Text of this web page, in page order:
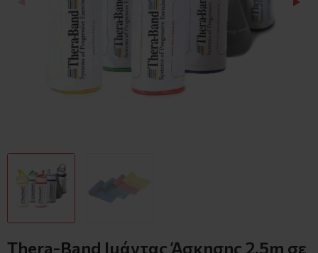
Thera-Band Ιμάντας Άσκησης 2.5m σε